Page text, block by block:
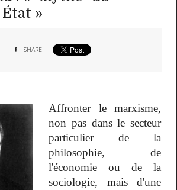
»
SHARE
Affronter le marxisme,
non pas dans le secteur
particulier de la
philosophie, de
l'économie ou de la
sociologie, mais d'une